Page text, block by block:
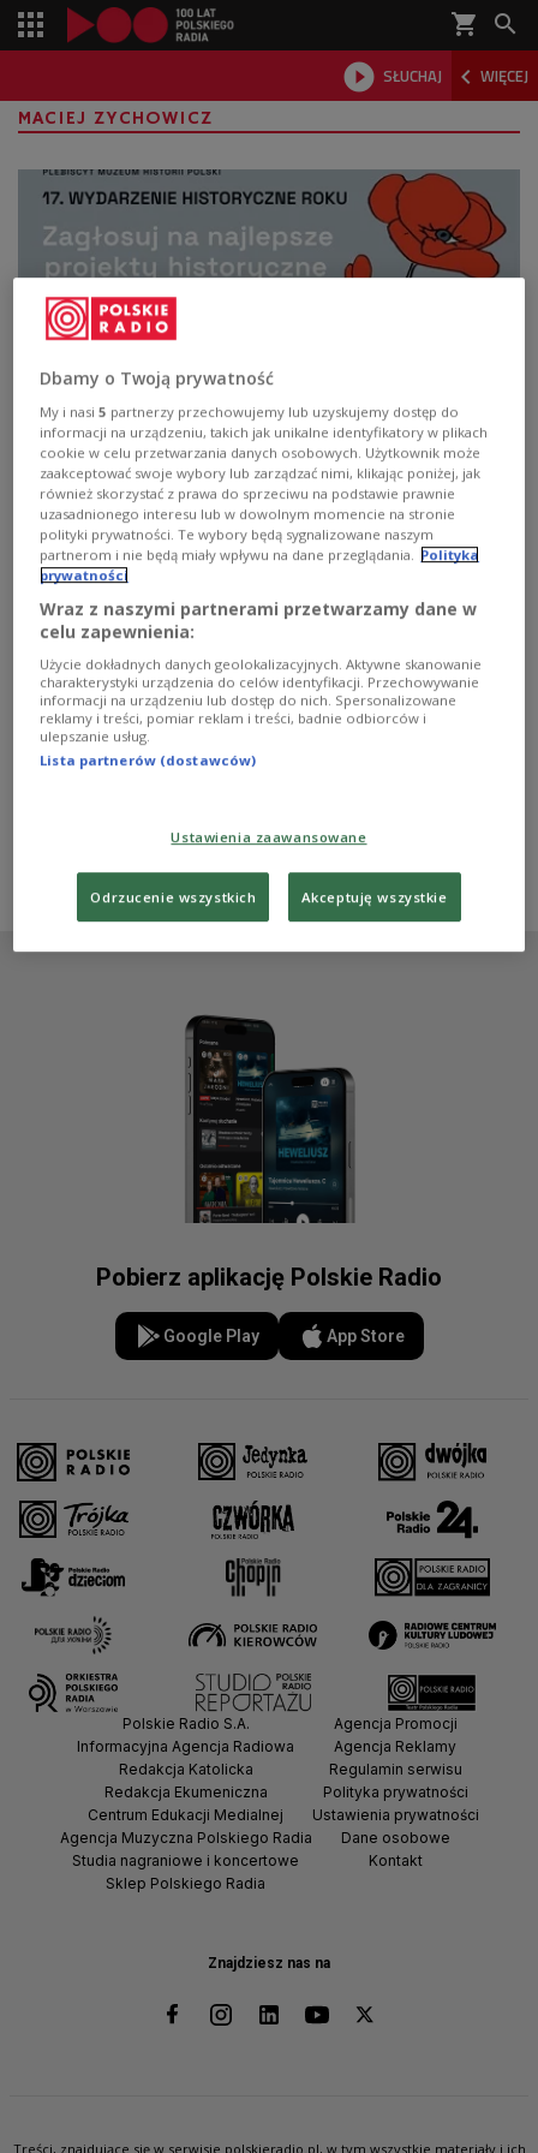
shopping_cart 
 SŁUCHAJ  WIĘCEJ

MACIEJ ZYCHOWICZ
Wydarzenie Historyczne Roku -
zwycięzców poznamy 24 września
Najlepsze historyczne wydarzenie, wystawę i
działalność edukacyjną minionego roku wybierają
internauci w konkursie Muzeum Historii Polski. To już
siedemnasta edycja plebiscytu. Zwycięzców poznamy
podczas uroczystej gali 24 września 2024 roku.
Zobacz więcej na temat:
Wydarzenie Historyczne Roku Muzeum Historii Polski
historia Polski
Jolanta Choińska-Mika Wojciech Duch
Mariusz Cieślik Marek Mutor Rafał Rogulski
Gabriela Sierocińska-Dec
Ośrodek Pamięć i Przyszłość
Poznańskie Centrum Dziedzictwa
Stowarzyszenie Dzieje Muzeum Warszawy
Muzeum Zamkowe w Malborku
Muzeum Emigracji w Gdyni
Muzeum Powstań Śląskich
Uniwersytet Śląski w Katowicach
Ryszard Kajzer
Pobierz aplikację Polskie Radio
Google Play App Store
Znajdziesz nas na
Polskie Radio S.A.
Informacyjna Agencja Radiowa
Redakcja Katolicka
Redakcja Ekumeniczna
Centrum Edukacji Medialnej
Agencja Muzyczna Polskiego Radia
Studia nagraniowe i koncertowe
Sklep Polskiego Radia
Agencja Promocji
Agencja Reklamy
Regulamin serwisu
Polityka prywatności
Ustawienia prywatności
Dane osobowe
Kontakt
Treści, znajdujące się w serwisie polskieradio.pl, w tym wszystkie materiały i ich
Dbamy o Twoją prywatność
My i nasi5 partnerzy przechowujemy lub uzyskujemy dostęp do
informacji na urządzeniu, takich jak unikalne identyfikatory w plikach
cookie w celu przetwarzania danych osobowych. Użytkownik może
zaakceptować swoje wybory lub zarządzać nimi, klikając poniżej, jak
również skorzystać z prawa do sprzeciwu na podstawie prawnie
uzasadnionego interesu lub w dowolnym momencie na stronie
polityki prywatności. Te wybory będą sygnalizowane naszym
partnerom i nie będą miały wpływu na dane przeglądania. Polityka
prywatności
Wraz z naszymi partnerami przetwarzamy dane w
celu zapewnienia:
Użycie dokładnych danych geolokalizacyjnych. Aktywne skanowanie
charakterystyki urządzenia do celów identyfikacji. Przechowywanie
informacji na urządzeniu lub dostęp do nich. Spersonalizowane
reklamy i treści, pomiar reklam i treści, badnie odbiorców i
ulepszanie usług.
Lista partnerów (dostawców)
Ustawienia zaawansowane
Odrzucenie wszystkich Akceptuję wszystkie